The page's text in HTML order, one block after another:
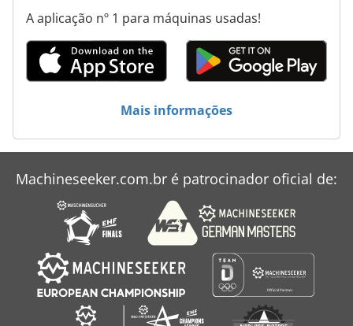
Tecnologia De Refrigeração
A aplicação nº 1 para máquinas usadas!
Mais informações
Machineseeker.com.br é patrocinador oficial de: